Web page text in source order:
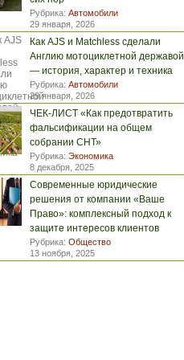
Рубрика: Автомобили
29 января, 2026
Как AJS и Matchless сделали
Англию мотоциклетной державой
— история, характер и техника
Рубрика: Автомобили
29 января, 2026
ЧЕК-ЛИСТ «Как предотвратить
фальсификации на общем
собрании СНТ»
Рубрика: Экономика
8 декабря, 2025
Современные юридические
решения от компании «Ваше
Право»: комплексный подход к
защите интересов клиентов
Рубрика: Общество
13 ноября, 2025